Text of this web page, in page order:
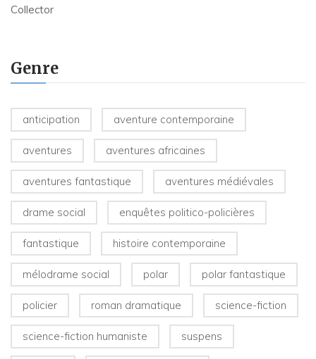
Collector
Genre
anticipation aventure contemporaine
aventures aventures africaines
aventures fantastique aventures médiévales
drame social enquêtes politico-policières
fantastique histoire contemporaine
mélodrame social polar polar fantastique
policier roman dramatique science-fiction
science-fiction humaniste suspens